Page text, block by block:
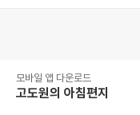
모바일 앱 다운로드
고도원의 아침편지